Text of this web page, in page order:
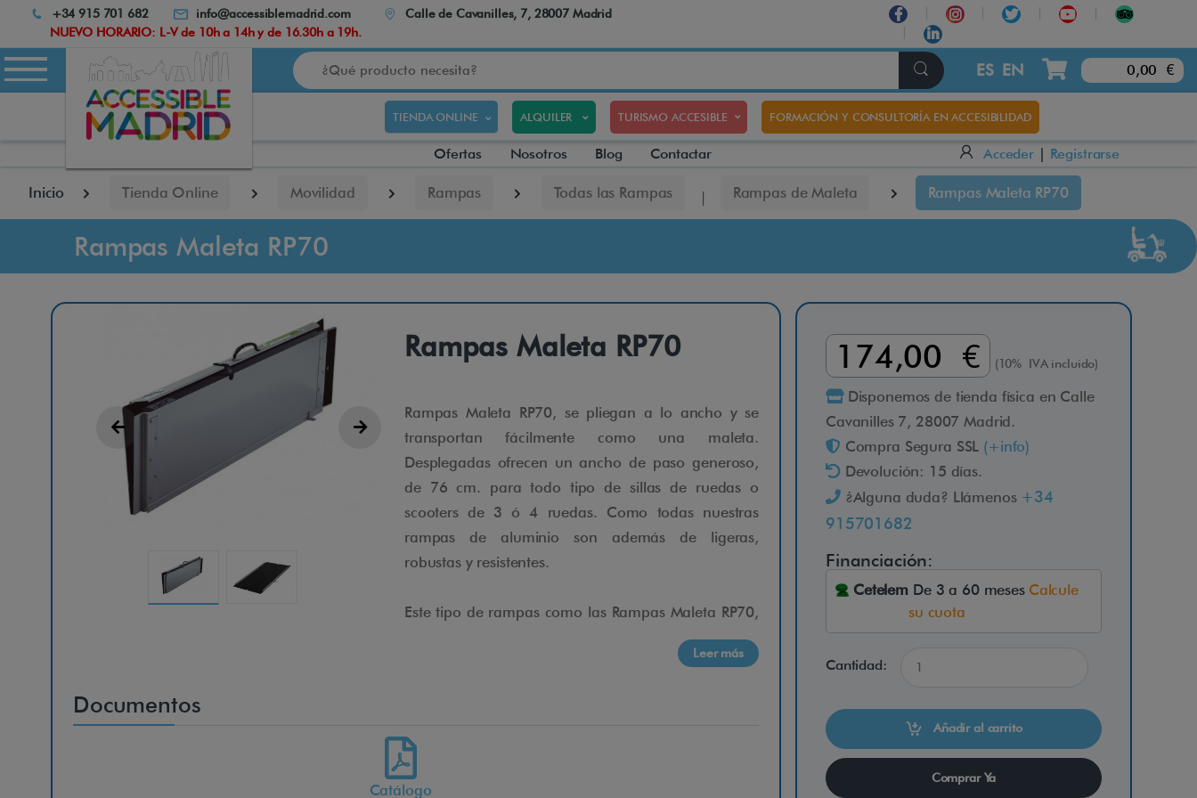
Atención:
sitio
cuenta
con
de
Control-
el
+34 915 701 682 info@accessiblemadrid.com
Calle de Cavanilles, 7, 28007 Madrid
NUEVO HORARIO: L-V de 10h a 14h y de 16.30h a 19h.
Buscar
ES EN 0,00 €
TIENDA ONLINE ALQUILER TURISMO ACCESIBLE FORMACIÓN Y CONSULTORÍA EN ACCESIBILIDAD
Ofertas Nosotros Blog Contactar Acceder | Registrarse
Inicio Tienda Online Movilidad Rampas Todas las Rampas Rampas de Maleta Rampas Maleta RP70
Rampas Maleta RP70
Rampas Maleta RP70
Rampas Maleta RP70, se pliegan a lo ancho y se
transportan fácilmente como una maleta.
Desplegadas ofrecen un ancho de paso generoso,
de 76 cm. para todo tipo de sillas de ruedas o
scooters de 3 ó 4 ruedas. Como todas nuestras
rampas de aluminio son además de ligeras,
robustas y resistentes.
Este tipo de rampas como las Rampas Maleta RP70,
son ideales tanto para casa como para llevarlas de
viaje. Ofrecen una solución segura y sencilla para
Al ser de una sola plataforma no es necesario
colocarlas paralelamente una al lado de la otra
para calcular en ancho de vía de la silla o scooter,
Leer más
Documentos
Catálogo
174,00 € (10% IVA incluido)
Disponemos de tienda física en Calle
Cavanilles 7, 28007 Madrid.
Compra Segura SSL (+info)
Devolución: 15 días.
¿Alguna duda? Llámenos +34
915701682
Financiación:
Cetelem De 3 a 60 meses Calcule
su cuota
Cantidad:
Añadir al carrito
Comprar Ya